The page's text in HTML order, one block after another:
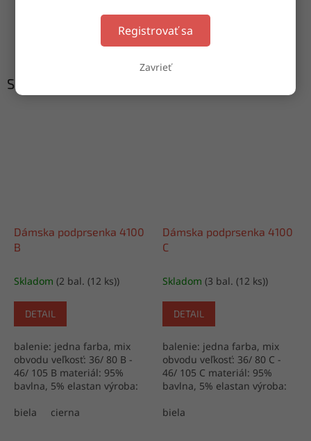
Registrovať sa
Zavrieť
Garancia doručenia
nepoškodeného tovaru
Súvisiaci tovar
Dámska podprsenka 4100
B
Skladom (2 bal. (12 ks))
DETAIL
balenie: jedna farba, mix
obvodu veľkosť: 36/ 80 B -
46/ 105 B materiál: 95%
bavlna, 5% elastan výroba:
biela
cierna
Dámska podprsenka 4100
C
Skladom (3 bal. (12 ks))
DETAIL
balenie: jedna farba, mix
obvodu veľkosť: 36/ 80 C -
46/ 105 C materiál: 95%
bavlna, 5% elastan výroba:
biela